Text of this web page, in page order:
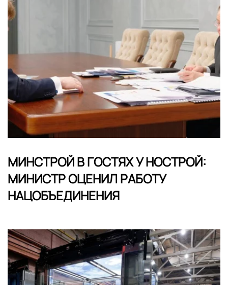
МИНСТРОЙ В ГОСТЯХ У НОСТРОЙ:
МИНИСТР ОЦЕНИЛ РАБОТУ
НАЦОБЪЕДИНЕНИЯ